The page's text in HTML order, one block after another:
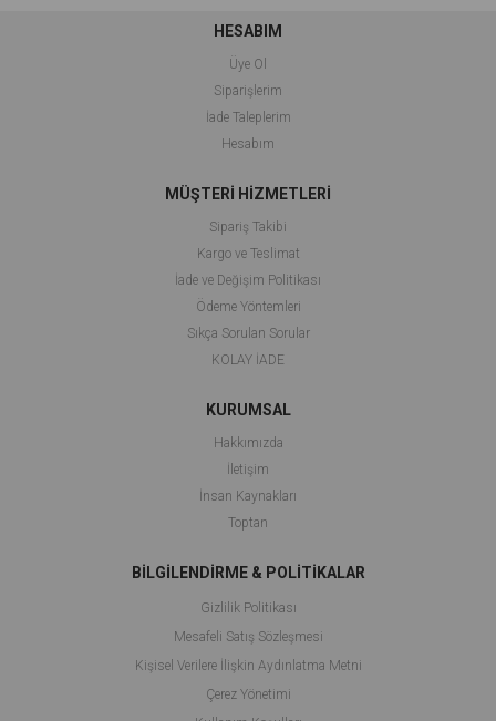
HESABIM
Üye Ol
Siparişlerim
İade Taleplerim
Hesabım
MÜŞTERİ HİZMETLERİ
Sipariş Takibi
Kargo ve Teslimat
İade ve Değişim Politikası
Ödeme Yöntemleri
Sıkça Sorulan Sorular
KOLAY İADE
KURUMSAL
Hakkımızda
İletişim
İnsan Kaynakları
Toptan
BİLGİLENDİRME & POLİTİKALAR
Gizlilik Politikası
Mesafeli Satış Sözleşmesi
Kişisel Verilere İlişkin Aydınlatma Metni
Çerez Yönetimi